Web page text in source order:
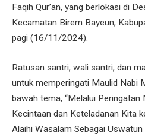
Faqih Qur’an, yang berlokasi di
Kecamatan Birem Bayeun,
pagi (16/11/2024).
Ratusan santri, wali santri, dan
untuk memperingati Maulid Nabi
bawah tema, “Melalui Peringatan
Kecintaan dan Keteladanan Kita
Alaihi Wasalam Sebagai